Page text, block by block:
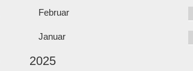
Februar
Januar
2025